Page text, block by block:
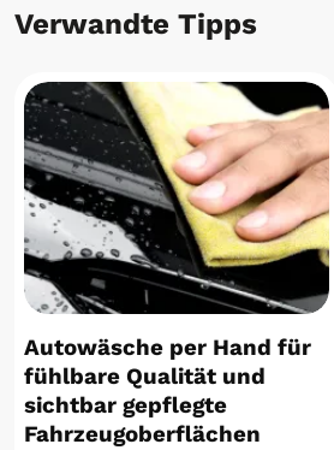
Verwandte Tipps
Autowäsche per Hand für
fühlbare Qualität und
sichtbar gepflegte
Fahrzeugoberflächen